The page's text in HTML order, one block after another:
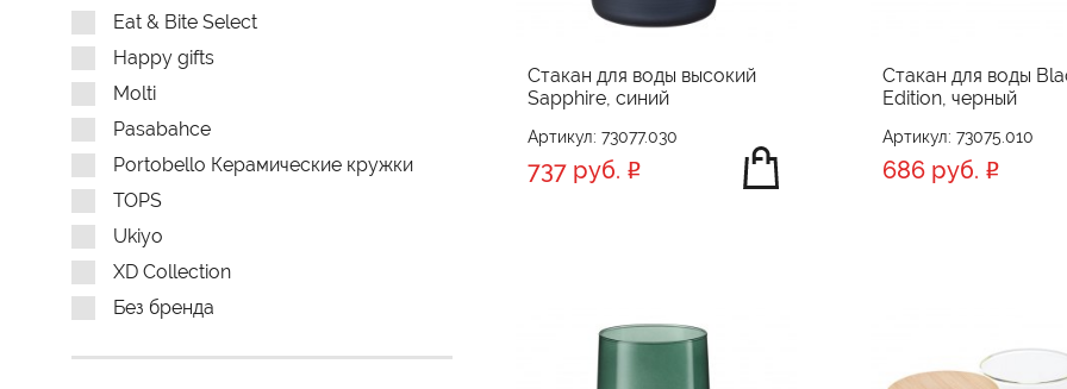
Eat & Bite Select
Happy gifts
Molti
Pasabahce
Portobello Керамические кружки
TOPS
Ukiyo
XD Collection
Без бренда
Стакан для воды высокий
Sapphire, синий
Артикул: 73077.030
737 руб.
Стакан для воды
Edition, черный
Артикул: 73075.010
686 руб.